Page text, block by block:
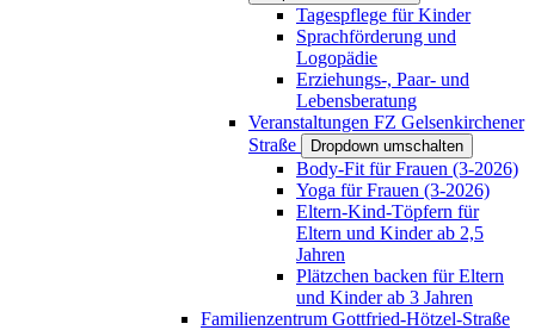
Tagespflege für Kinder
Sprachförderung und
Logopädie
Erziehungs-, Paar- und
Lebensberatung
Veranstaltungen FZ Gelsenkirchener
Straße
Dropdown umschalten
Body-Fit für Frauen (3-2026)
Yoga für Frauen (3-2026)
Eltern-Kind-Töpfern für
Eltern und Kinder ab 2,5
Jahren
Plätzchen backen für Eltern
und Kinder ab 3 Jahren
Familienzentrum Gottfried-Hötzel-Straße